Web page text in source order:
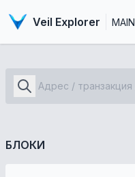
Veil Explorer MAIN
БЛОКИ